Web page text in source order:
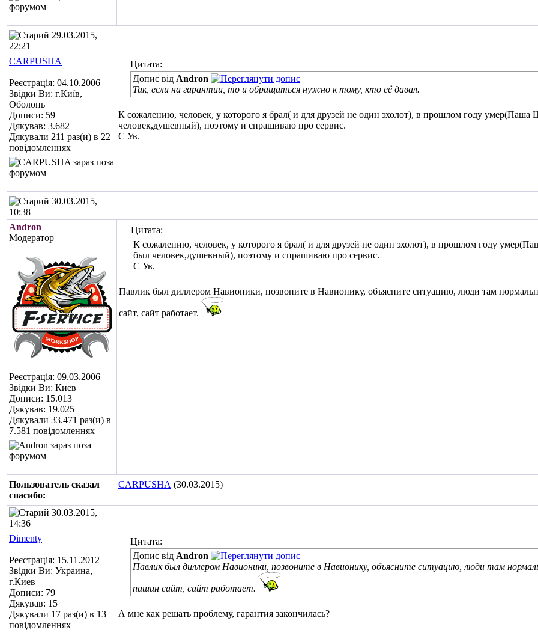
29.03.2015,
22:21
CARPUSHA
Реєстрація: 04.10.2006
Звідки Ви: г.Київ,
Оболонь
Дописи: 59
Дякував: 3.682
Дякували 211 раз(и) в 22
повідомленнях
Цитата:
Допис від Andron
Так, если на гарантии, то и обращаться нужно к тому, кто её давал.
К сожалению, человек, у которого я брал( и для друзей не один эхолот), в прошлом году
человек,душевный), поэтому и спрашиваю про сервис.
С Ув.
30.03.2015,
10:38
Andron
Модератор
Реєстрація: 09.03.2006
Звідки Ви: Киев
Дописи: 15.013
Дякував: 19.025
Дякували 33.471 раз(и) в
7.581 повідомленнях
Цитата:
К сожалению, человек, у которого я брал( и для друзей не один эхолот), в прошлом году
был человек,душевный), поэтому и спрашиваю про сервис.
С Ув.
Павлик был диллером Навионики, позвоните в Навионику, объясните ситуацию, люди там
сайт, сайт работает.
Пользователь сказал
cпасибо:
CARPUSHA (30.03.2015)
30.03.2015,
14:36
Dimenty
Реєстрація: 15.11.2012
Звідки Ви: Украина,
г.Киев
Дописи: 79
Дякував: 15
Дякували 17 раз(и) в 13
повідомленнях
Цитата:
Допис від Andron
Павлик был диллером Навионики, позвоните в Навионику, объясните ситуацию, люди там
пашин сайт, сайт работает.
А мне как решать проблему, гарантия закончилась?